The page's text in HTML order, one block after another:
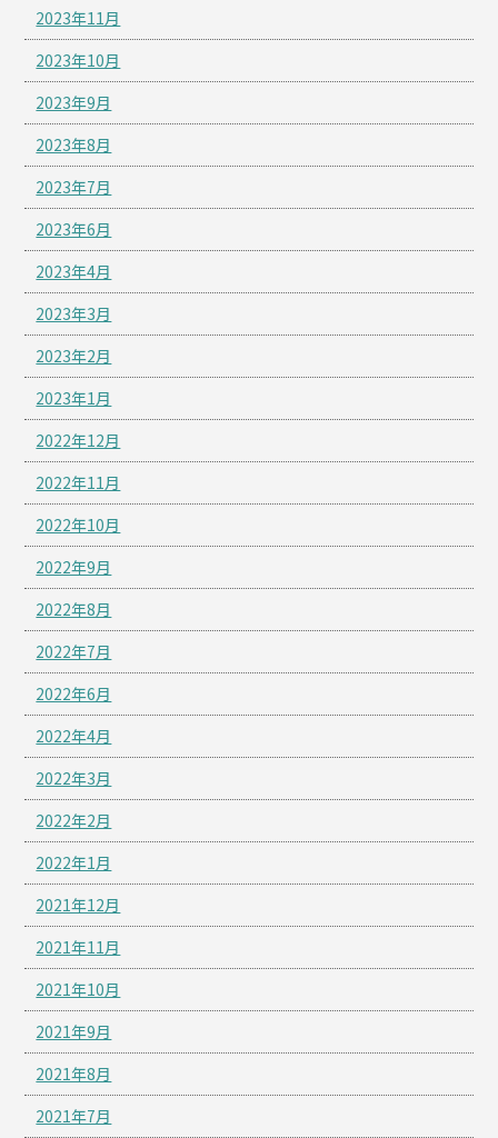
2023年11月
2023年10月
2023年9月
2023年8月
2023年7月
2023年6月
2023年4月
2023年3月
2023年2月
2023年1月
2022年12月
2022年11月
2022年10月
2022年9月
2022年8月
2022年7月
2022年6月
2022年4月
2022年3月
2022年2月
2022年1月
2021年12月
2021年11月
2021年10月
2021年9月
2021年8月
2021年7月